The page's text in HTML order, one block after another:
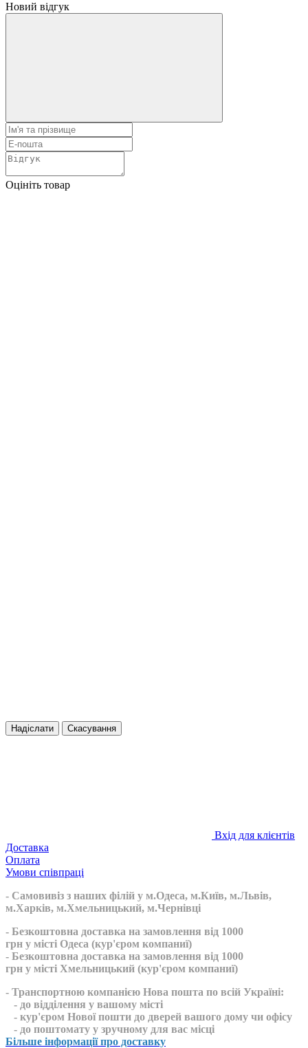
Новий відгук
Оцініть товар
Надіслати Скасування
Вхід для клієнтів
Доставка
Оплата
Умови співпраці
- Самовивіз з наших філій у м.Одеса, м.Київ, м.Львів,
м.Харків, м.Хмельницький, м.Чернівці
- Безкоштовна доставка на замовлення від 1000
грн у місті Одеса (кур'єром компаниї)
- Безкоштовна доставка на замовлення від 1000
грн у місті Хмельницький (кур'єром компаниї)
- Транспортною компанією Нова пошта по всій Україні:
- до відділення у вашому місті
- кур'єром Нової пошти до дверей вашого дому чи офісу
- до поштомату у зручному для вас місці
Більше інформації про доставку